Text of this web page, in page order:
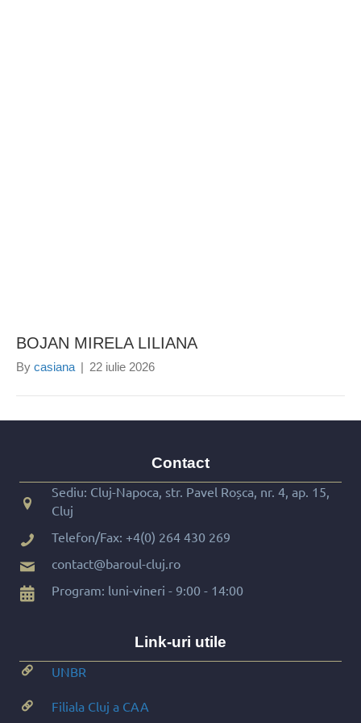
BOJAN MIRELA LILIANA
By casiana | 22 iulie 2026
Contact
Sediu: Cluj-Napoca, str. Pavel Roșca, nr. 4, ap. 15,
Cluj
Telefon/Fax: +4(0) 264 430 269
contact@baroul-cluj.ro
Program: luni-vineri - 9:00 - 14:00
Link-uri utile
UNBR
Filiala Cluj a CAA